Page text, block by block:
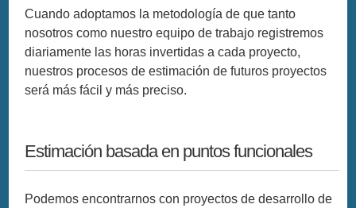
Cuando adoptamos la metodología de que tanto
nosotros como nuestro equipo de trabajo registremos
diariamente las horas invertidas a cada proyecto,
nuestros procesos de estimación de futuros proyectos
será más fácil y más preciso.
Estimación basada en puntos funcionales
Podemos encontrarnos con proyectos de desarrollo de